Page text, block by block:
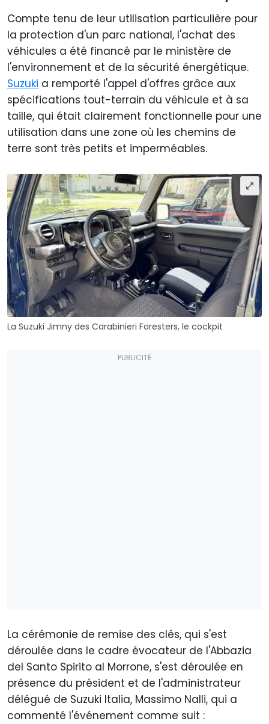
Compte tenu de leur utilisation particulière pour
la protection d'un parc national, l'achat des
véhicules a été financé par le ministère de
l'environnement et de la sécurité énergétique.
Suzuki a remporté l'appel d'offres grâce aux
spécifications tout-terrain du véhicule et à sa
taille, qui était clairement fonctionnelle pour une
utilisation dans une zone où les chemins de
terre sont très petits et imperméables.
La Suzuki Jimny des Carabinieri Foresters, le cockpit
La cérémonie de remise des clés, qui s'est
déroulée dans le cadre évocateur de l'Abbazia
del Santo Spirito al Morrone, s'est déroulée en
présence du président et de l'administrateur
délégué de Suzuki Italia, Massimo Nalli, qui a
commenté l'événement comme suit :